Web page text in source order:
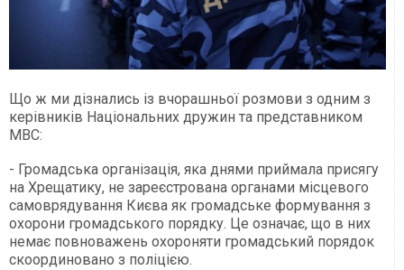
Що ж ми дізнались із вчорашньої розмови з одним з
керівників Національних дружин та представником
МВС:
- Громадська організація, яка днями приймала присягу
на Хрещатику, не зареєстрована органами місцевого
самоврядування Києва як громадське формування з
охорони громадського порядку. Це означає, що в них
немає повноважень охороняти громадський порядок
скоординовано з поліцією.